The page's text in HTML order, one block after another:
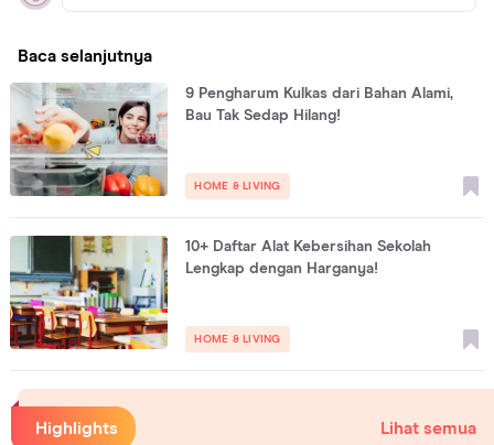
Baca selanjutnya
9 Pengharum Kulkas dari Bahan Alami,
Bau Tak Sedap Hilang!
HOME & LIVING
10+ Daftar Alat Kebersihan Sekolah
Lengkap dengan Harganya!
HOME & LIVING
Highlights Lihat semua